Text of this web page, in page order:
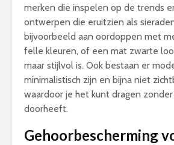
merken die inspelen op de trends
ontwerpen die eruitzien als
bijvoorbeeld aan oordoppen met
felle kleuren, of een mat zwarte
maar stijlvol is. Ook bestaan er
minimalistisch zijn en bijna niet
waardoor je het kunt dragen
doorheeft.
Gehoorbescherming